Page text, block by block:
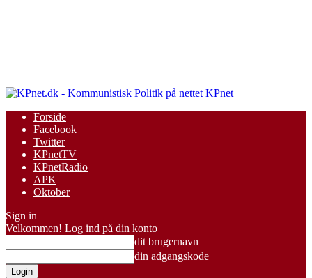
KPnet
Forside
Facebook
Twitter
KPnetTV
KPnetRadio
APK
Oktober
Sign in
Velkommen! Log ind på din konto
dit brugernavn
din adgangskode